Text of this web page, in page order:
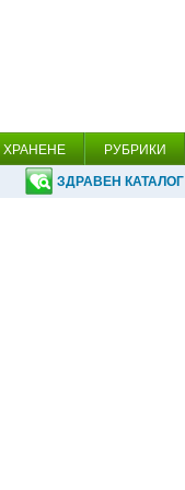
ХРАНЕНЕ РУБРИКИ
ЗДРАВЕН КАТАЛОГ